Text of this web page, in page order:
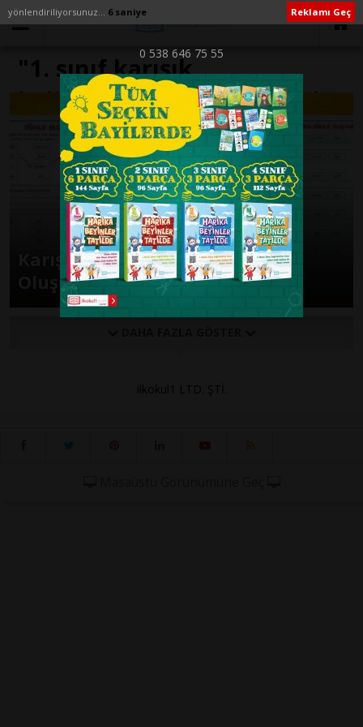
yönlendiriliyorsunuz... 6 saniye Reklamı Geç
0 538 646 75 55
"1. sınıf karışık
kelimelerden kurallı cümle
oluşturma" ile İlişikli yazılar
Karışık Kelimelerden Cümle
Oluşturma Etkinliği